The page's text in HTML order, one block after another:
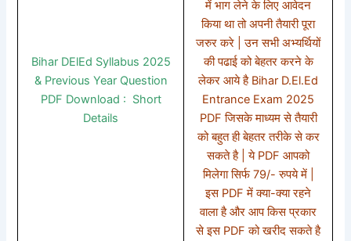
Bihar DElEd Syllabus 2025
& Previous Year Question
PDF Download : Short
Details
में भाग लेने के लिए आवेदन
किया था तो अपनी तैयारी पूरा
जरुर करे | उन सभी अभ्यर्थियों
की पढाई को बेहतर करने के
लेकर आये है Bihar D.El.Ed
Entrance Exam 2025
PDF जिसके माध्यम से तैयारी
को बहुत ही बेहतर तरीके से कर
सकते है | ये PDF आपको
मिलेगा सिर्फ 79/- रुपये में |
इस PDF में क्या-क्या रहने
वाला है और आप किस प्रकार
से इस PDF को खरीद सकते है